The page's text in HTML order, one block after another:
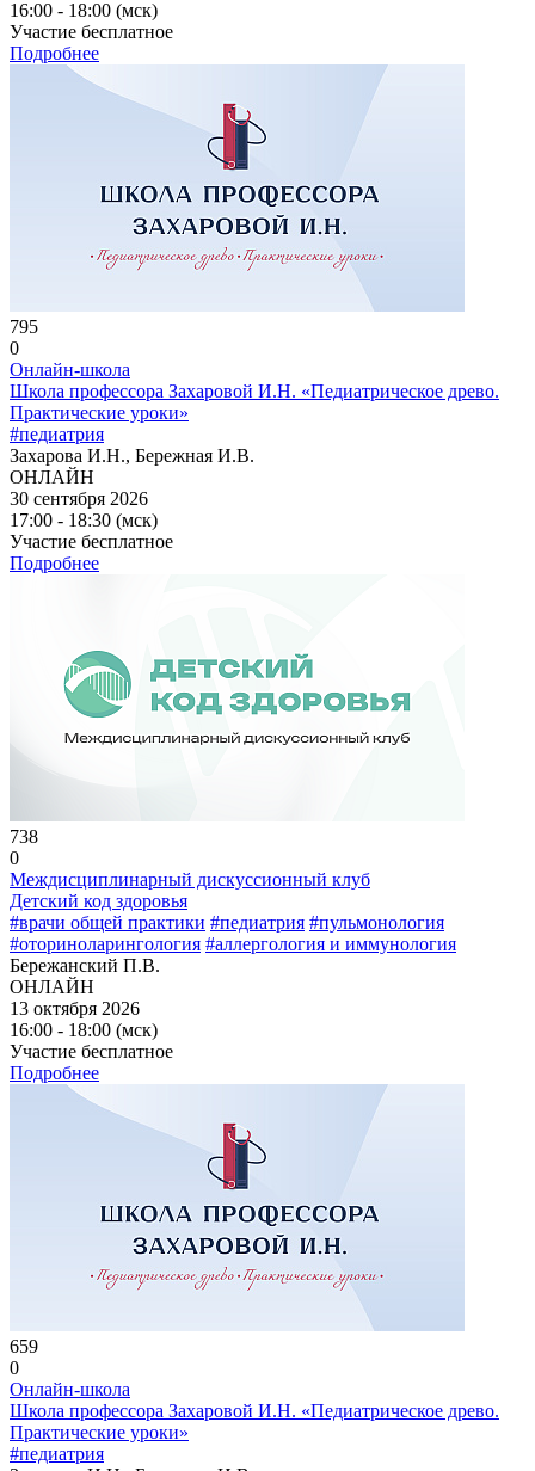
16:00 - 18:00 (мск)
Участие бесплатное
Подробнее
795
0
Онлайн-школа
Школа профессора Захаровой И.Н. «Педиатрическое древо.
Практические уроки»
#педиатрия
Захарова И.Н., Бережная И.В.
ОНЛАЙН
30 сентября 2026
17:00 - 18:30 (мск)
Участие бесплатное
Подробнее
738
0
Междисциплинарный дискуссионный клуб
Детский код здоровья
#врачи общей практики #педиатрия #пульмонология
#оториноларингология #аллергология и иммунология
Бережанский П.В.
ОНЛАЙН
13 октября 2026
16:00 - 18:00 (мск)
Участие бесплатное
Подробнее
659
0
Онлайн-школа
Школа профессора Захаровой И.Н. «Педиатрическое древо.
Практические уроки»
#педиатрия